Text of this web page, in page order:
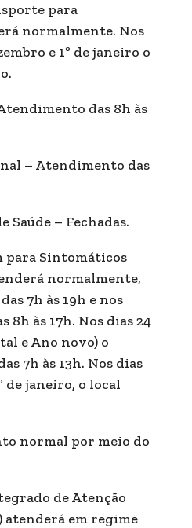
para
normalmente. Nos
e 1º de janeiro o
das 8h às
– Atendimento das
Saúde – Fechadas.
para Sintomáticos
normalmente,
7h às 19h e nos
8h às 17h. Nos dias 24
e Ano novo) o
7h às 13h. Nos dias
de janeiro, o local
normal por meio do
de Atenção
atenderá em regime